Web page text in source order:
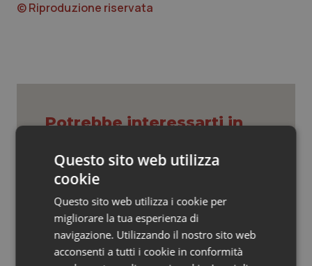
Quotidiano Oncologia
Quotidiano Pediatria
Rene & patologie urogenitali
© Riproduzione riservata
Potrebbe interessarti in
dell’ondata: il 7 agosto restano 26
città da bollino rosso, l’8 scendono a
21
Consip, al via la prima gara dedicata
Questo sito web utilizza
cookie
Questo sito web utilizza i cookie per
migliorare la tua esperienza di
navigazione. Utilizzando il nostro sito web
acconsenti a tutti i cookie in conformità